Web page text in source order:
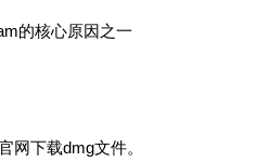
的核心原因之一
网下载dmg文件。